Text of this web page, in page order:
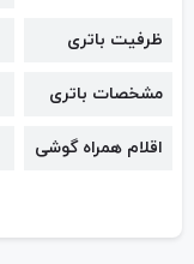
ظرفیت باتری
مشخصات باتری
اقلام همراه گوشی